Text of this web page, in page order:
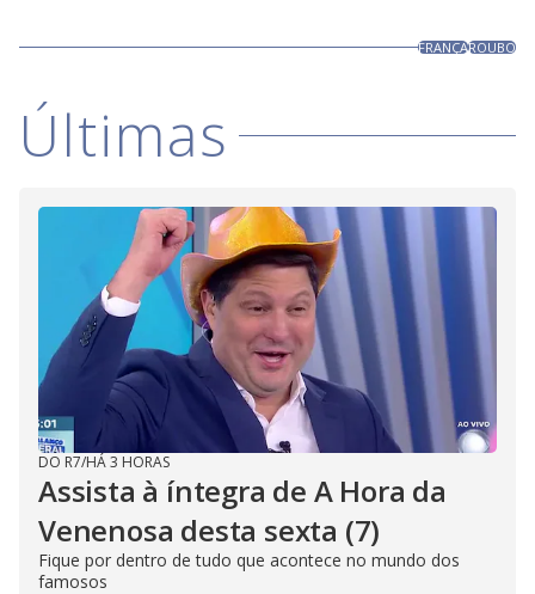
FRANÇAROUBO
Últimas
DO R7/HÁ 3 HORAS
Assista à íntegra de A Hora da
Venenosa desta sexta (7)
Fique por dentro de tudo que acontece no mundo dos
famosos